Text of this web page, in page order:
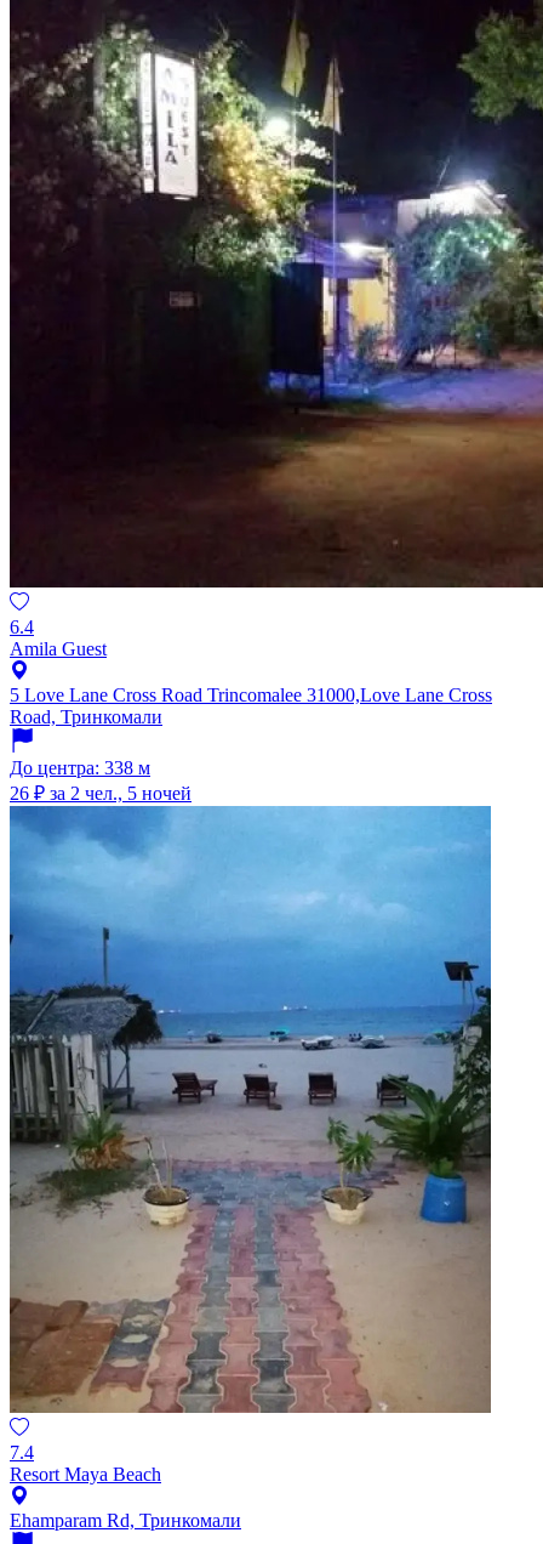
6.4
Amila Guest
5 Love Lane Cross Road Trincomalee 31000,Love Lane Cross
Road, Тринкомали
До центра: 338 м
26 ₽ за 2 чел., 5 ночей
7.4
Resort Maya Beach
Ehamparam Rd, Тринкомали